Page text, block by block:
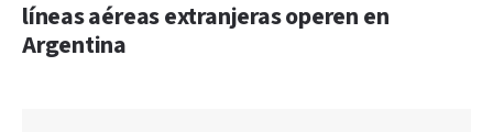
líneas aéreas extranjeras operen en
Argentina